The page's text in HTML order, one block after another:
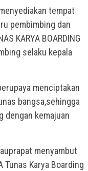
tempat
pembimbing dan
KARYA BOARDING
selaku kepala
menciptakan
bangsa,sehingga
dengan kemajuan
menyambut
Tunas Karya Boarding